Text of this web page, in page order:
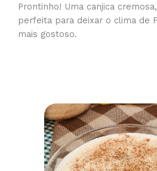
Prontinho! Uma canjica
perfeita para deixar o clima de
mais gostoso.